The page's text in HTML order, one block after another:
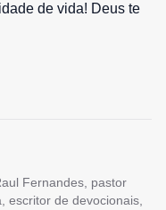
de vida! Deus te
Fernandes, pastor
escritor de devocionais,